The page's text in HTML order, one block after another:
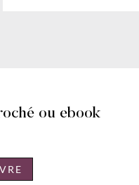
ou ebook